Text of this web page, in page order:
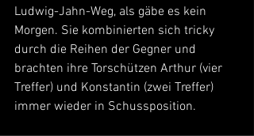
Ludwig-Jahn-Weg, als gäbe es kein
Morgen. Sie kombinierten sich tricky
durch die Reihen der Gegner und
brachten ihre Torschützen Arthur (vier
Treffer) und Konstantin (zwei Treffer)
immer wieder in Schussposition.